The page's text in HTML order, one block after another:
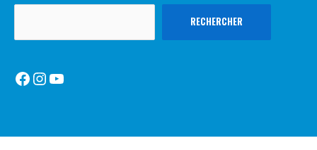
RECHERCHER
Facebook
Instagram
YouTube